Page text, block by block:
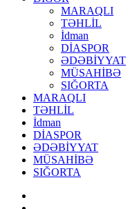
MARAQLI
TƏHLİL
İdman
DİASPOR
ƏDƏBİYYAT
MÜSAHİBƏ
SIĞORTA
MARAQLI
TƏHLİL
İdman
DİASPOR
ƏDƏBİYYAT
MÜSAHİBƏ
SIĞORTA